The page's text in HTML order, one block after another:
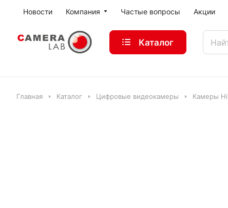
Новости Компания Частые вопросы Акции
Каталог
Главная Каталог Цифровые видеокамеры Камеры